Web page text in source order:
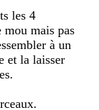
les 4
mais pas
à un
et la laisser